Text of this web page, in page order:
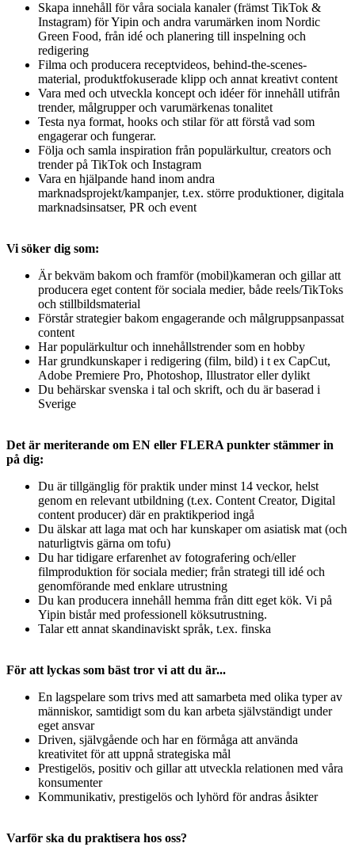
Skapa innehåll för våra sociala kanaler (främst TikTok &
Instagram) för Yipin och andra varumärken inom Nordic
Green Food, från idé och planering till inspelning och
redigering
Filma och producera receptvideos, behind-the-scenes-
material, produktfokuserade klipp och annat kreativt content
Vara med och utveckla koncept och idéer för innehåll utifrån
trender, målgrupper och varumärkenas tonalitet
Testa nya format, hooks och stilar för att förstå vad som
engagerar och fungerar.
Följa och samla inspiration från populärkultur, creators och
trender på TikTok och Instagram
Vara en hjälpande hand inom andra
marknadsprojekt/kampanjer, t.ex. större produktioner, digitala
marknadsinsatser, PR och event
Vi söker dig som:
Är bekväm bakom och framför (mobil)kameran och gillar att
producera eget content för sociala medier, både reels/TikToks
och stillbildsmaterial
Förstår strategier bakom engagerande och målgruppsanpassat
content
Har populärkultur och innehållstrender som en hobby
Har grundkunskaper i redigering (film, bild) i t ex CapCut,
Adobe Premiere Pro, Photoshop, Illustrator eller dylikt
Du behärskar svenska i tal och skrift, och du är baserad i
Sverige
Det är meriterande om EN eller FLERA punkter stämmer in
på dig:
Du är tillgänglig för praktik under minst 14 veckor, helst
genom en relevant utbildning (t.ex. Content Creator, Digital
content producer) där en praktikperiod ingå
Du älskar att laga mat och har kunskaper om asiatisk mat (och
naturligtvis gärna om tofu)
Du har tidigare erfarenhet av fotografering och/eller
filmproduktion för sociala medier; från strategi till idé och
genomförande med enklare utrustning
Du kan producera innehåll hemma från ditt eget kök. Vi på
Yipin bistår med professionell köksutrustning.
Talar ett annat skandinaviskt språk, t.ex. finska
För att lyckas som bäst tror vi att du är...
En lagspelare som trivs med att samarbeta med olika typer av
människor, samtidigt som du kan arbeta självständigt under
eget ansvar
Driven, självgående och har en förmåga att använda
kreativitet för att uppnå strategiska mål
Prestigelös, positiv och gillar att utveckla relationen med våra
konsumenter
Kommunikativ, prestigelös och lyhörd för andras åsikter
Varför ska du praktisera hos oss?